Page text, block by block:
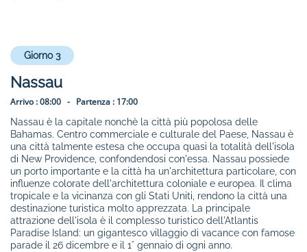
Giorno 3
Nassau
Arrivo :08:00 - Partenza : 17:00
Nassau è la capitale nonchè la città più popolosa delle
Bahamas. Centro commerciale e culturale del Paese, Nassau è
una città talmente estesa che occupa quasi la totalità dell'isola
di New Providence, confondendosi con'essa. Nassau possiede
un porto importante e la città ha un'architettura particolare, con
influenze colorate dell'architettura coloniale e europea. Il clima
tropicale e la vicinanza con gli Stati Uniti, rendono la città una
destinazione turistica molto apprezzata. La principale
attrazione dell'isola è il complesso turistico dell'Atlantis
Paradise Island: un gigantesco villaggio di vacance con famose
parade il 26 dicembre e il 1° gennaio di ogni anno.